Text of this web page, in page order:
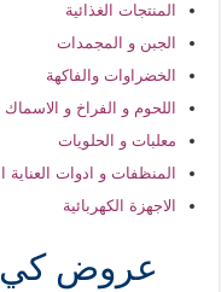
المنتجات الغذائية
الجبن و المجمدات
الخضراوات والفاكهة
اللحوم و الفراخ و الاسماك
معلبات و الحلويات
المنظفات و ادوات
الاجهزة الكهربائية
عروض كي